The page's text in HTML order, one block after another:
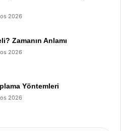
2026
Zamanın Anlamı
2026
Yöntemleri
2026